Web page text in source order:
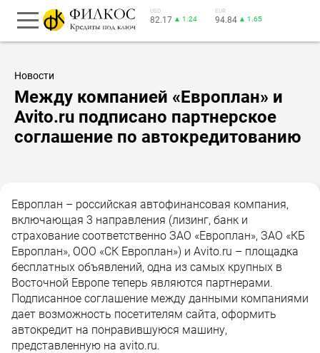
USD
82.17 ▲ 1.24
EUR
94.84 ▲ 1.65
Новости
Между компанией «Европлан» и
Avito.ru подписано партнерское
соглашение по автокредитованию
Европлан – российская автофинансовая компания,
включающая 3 направления (лизинг, банк и
страхование соответственно ЗАО «Европлан», ЗАО «КБ
Европлан», ООО «СК Европлан») и Avito.ru – площадка
бесплатных объявлений, одна из самых крупных в
Восточной Европе теперь являются партнерами.
Подписанное соглашение между данными компаниями
дает возможность посетителям сайта, оформить
автокредит на понравившуюся машину,
представленную на avito.ru.